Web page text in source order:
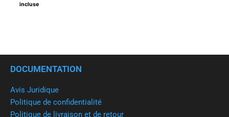
incluse
DOCUMENTATION
Avis Juridique
Politique de confidentialité
Politique de livraison et de retour